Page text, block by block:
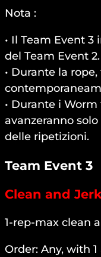
Nota :
• Il Team Event
del Team Event 2.
• Durante la
• Durante i
avanzeranno
delle ripetizioni.
Team Event 3
Clean and
1-rep-max clean
Order: Any, with